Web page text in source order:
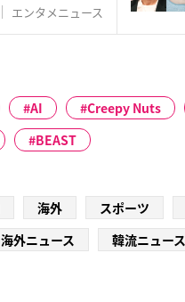
エンタメニュース
AI Creepy Nuts
BEAST
海外 スポーツ
海外ニュース 韓流ニュース